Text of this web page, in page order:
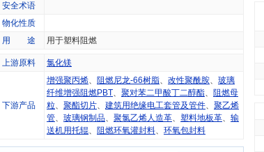
安全术语
物化性质
用 途
用于塑料阻燃
上游原料 氯化镁
下游产品
增强聚丙烯、 阻燃尼龙-66树脂、 改性聚酰胺、 玻璃
纤维增强阻燃PBT、 聚对苯二甲酸丁二醇酯、 阻燃母
粒、 聚酯切片、 建筑用绝缘电工套管及管件、 聚乙烯
管、 玻璃钢制品、 聚氯乙烯人造革、 塑料地板革、 输
送机用托辊、 阻燃环氧灌封料、 环氧包封料